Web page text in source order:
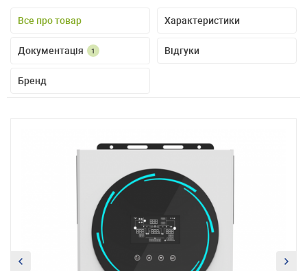
Все про товар Характеристики
Документація 1 Відгуки
Бренд